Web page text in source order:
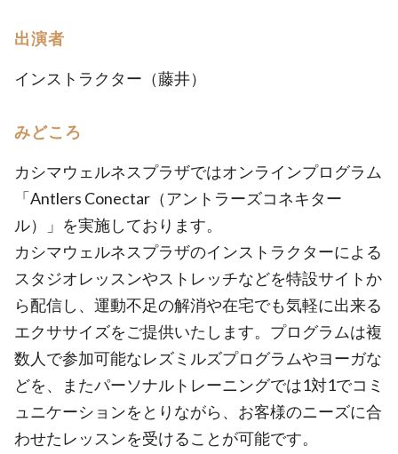
出演者
インストラクター（藤井）
みどころ
カシマウェルネスプラザではオンラインプログラム
「Antlers Conectar（アントラーズコネキター
ル）」を実施しております。
カシマウェルネスプラザのインストラクターによる
スタジオレッスンやストレッチなどを特設サイトか
ら配信し、運動不足の解消や在宅でも気軽に出来る
エクササイズをご提供いたします。プログラムは複
数人で参加可能なレズミルズプログラムやヨーガな
どを、またパーソナルトレーニングでは1対1でコミ
ュニケーションをとりながら、お客様のニーズに合
わせたレッスンを受けることが可能です。